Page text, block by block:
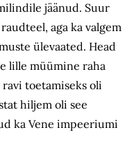
jäänud. Suur
aga ka valgem
ülevaated. Head
lille müümine raha
toetamiseks oli
hiljem oli see
ka Vene impeeriumi